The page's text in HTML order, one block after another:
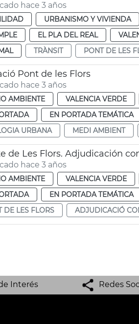
hace 3 años
URBANISMO Y VIVIENDA
EL PLA DEL REAL
TRÀNSIT PONT DE LES
Pont de les Flors
hace 3 años
AMBIENTE VALENCIA VERDE
EN PORTADA TEMÁTICA
URBANA
MEDI AMBIENT
de Les Flors. Adjudicación
hace 3 años
AMBIENTE VALENCIA VERDE
EN PORTADA TEMÁTICA
DE LES FLORS
ADJUDICACIÓ
Interés Redes